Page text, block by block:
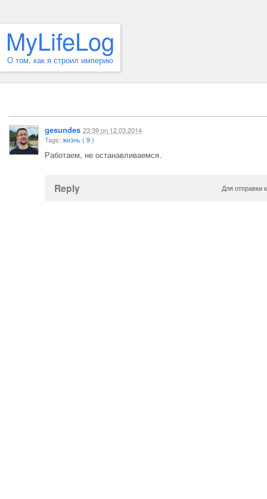
MyLifeLog
О том, как я строил империю
gesundes 23:39on 12.03.2014
Tags: жизнь ( 9 )
Работаем, не останавливаемся.
Reply Для